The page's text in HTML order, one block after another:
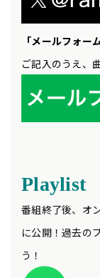
「メールフォー
ご記入のうえ、
Playlist
番組終了後、オ
に公開！過去の
う！